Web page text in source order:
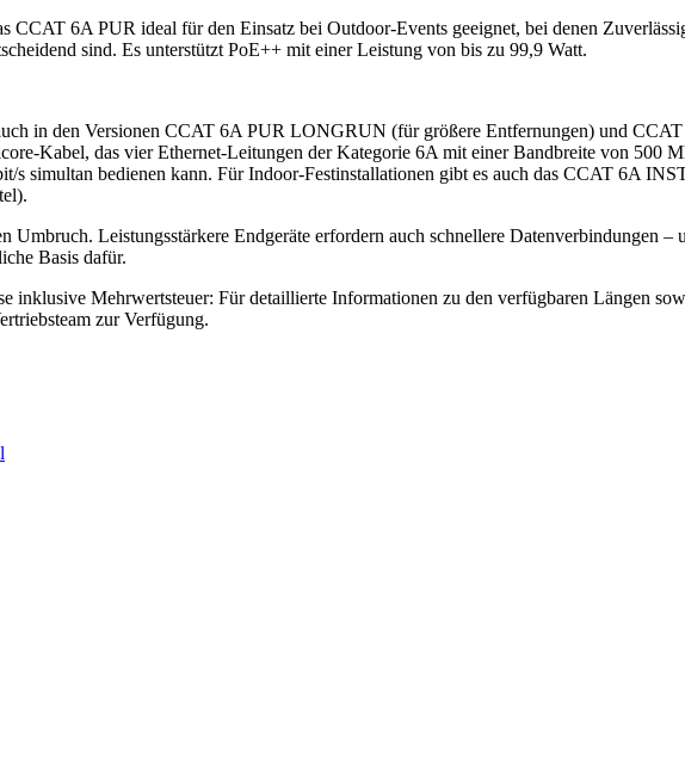
CCAT 6A PUR ideal für den Einsatz bei Outdoor-Events geeignet, bei denen
sind. Es unterstützt PoE++ mit einer Leistung von bis zu 99,9 Watt.
in den Versionen CCAT 6A PUR LONGRUN (für größere Entfernungen) und
Kabel, das vier Ethernet-Leitungen der Kategorie 6A mit einer Bandbreite von 500
s simultan bedienen kann. Für Indoor-Festinstallationen gibt es auch das CCAT 6A
Umbruch. Leistungsstärkere Endgeräte erfordern auch schnellere Datenverbindungen –
Basis dafür.
inklusive Mehrwertsteuer: Für detaillierte Informationen zu den verfügbaren Längen
zur Verfügung.